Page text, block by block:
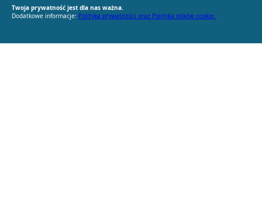
Twoja prywatność jest dla nas ważna.
Dodatkowe informacje: Polityka prywatności oraz Polityka plików cookie.